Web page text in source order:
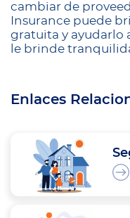
cambiar de
Insurance puede
gratuita y ayudarlo
le brinde
Enlaces